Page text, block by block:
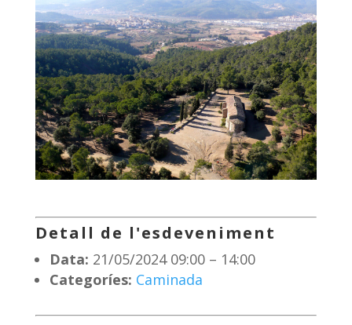
Detall de l'esdeveniment
Data: 21/05/2024 09:00– 14:00
Categoríes: Caminada